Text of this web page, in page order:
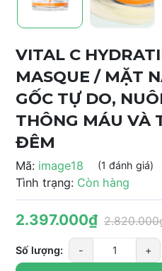
VITAL C
MASQUE / MẶT
GỐC TỰ DO,
THÔNG MÁU VÀ
ĐÊM
Mã: image18 (1 đánh giá)
Tình trạng: Còn hàng
2.397.000₫
Số lượng: - +